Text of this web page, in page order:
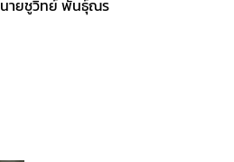
นายชูวิทย์ พันธุ์ณร